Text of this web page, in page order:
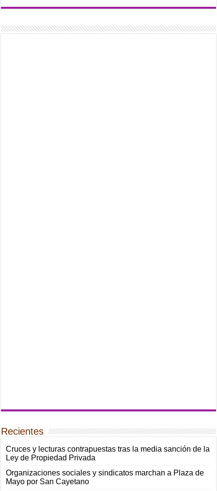
Recientes
Cruces y lecturas contrapuestas tras la media sanción de la
Ley de Propiedad Privada
Organizaciones sociales y sindicatos marchan a Plaza de
Mayo por San Cayetano